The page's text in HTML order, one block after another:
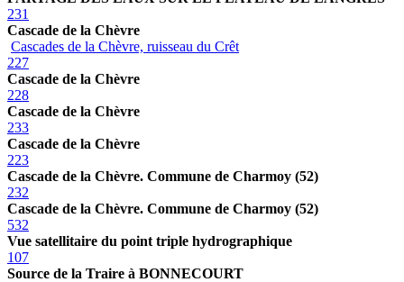
231
Cascade de la Chèvre
Cascades de la Chèvre, ruisseau du Crêt
227
Cascade de la Chèvre
228
Cascade de la Chèvre
233
Cascade de la Chèvre
223
Cascade de la Chèvre. Commune de Charmoy (52)
232
Cascade de la Chèvre. Commune de Charmoy (52)
532
Vue satellitaire du point triple hydrographique
107
Source de la Traire à BONNECOURT